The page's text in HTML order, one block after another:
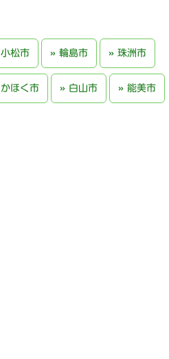
小松市 輪島市 珠洲市
かほく市 白山市 能美市